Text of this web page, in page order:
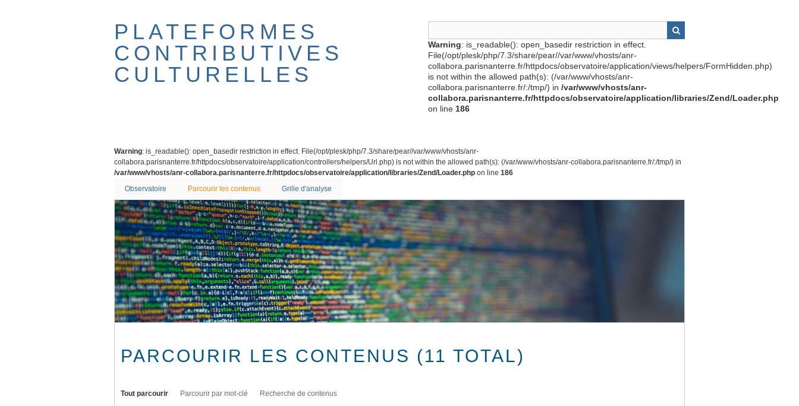
PLATEFORMES
CONTRIBUTIVES
CULTURELLES
Warning: is_readable(): open_basedir restriction in effect.
File(/opt/plesk/php/7.3/share/pear//var/www/vhosts/anr-
collabora.parisnanterre.fr/httpdocs/observatoire/application/views/helpers/FormHidden.php)
is not within the allowed path(s): (/var/www/vhosts/anr-
collabora.parisnanterre.fr/:/tmp/) in /var/www/vhosts/anr-
collabora.parisnanterre.fr/httpdocs/observatoire/application/libraries/Zend/Loader.php
on line 186
Warning: is_readable(): open_basedir restriction in effect. File(/opt/plesk/php/7.3/share/pear//var/www/vhosts/anr-
collabora.parisnanterre.fr/httpdocs/observatoire/application/controllers/helpers/Url.php) is not within the allowed path(s): (/var/www/vhosts/anr-collabora.parisnanterre.fr/:/tmp/) in
/var/www/vhosts/anr-collabora.parisnanterre.fr/httpdocs/observatoire/application/libraries/Zend/Loader.php on line 186
Observatoire
Parcourir les contenus Grille d'analyse
PARCOURIR LES CONTENUS (11 TOTAL)
Tout parcourir Parcourir par mot-clé Recherche de contenus